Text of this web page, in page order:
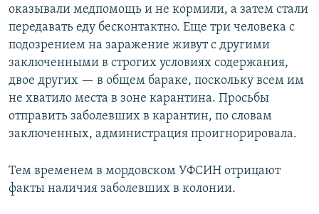
оказывали медпомощь и не кормили, а затем стали
передавать еду бесконтактно. Еще три человека с
подозрением на заражение живут с другими
заключенными в строгих условиях содержания,
двое других — в общем бараке, поскольку всем им
не хватило места в зоне карантина. Просьбы
отправить заболевших в карантин, по словам
заключенных, администрация проигнорировала.
Тем временем в мордовском УФСИН отрицают
факты наличия заболевших в колонии.